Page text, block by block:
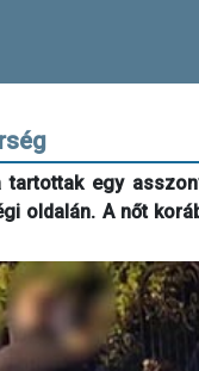
egy
oldalán. A nőt